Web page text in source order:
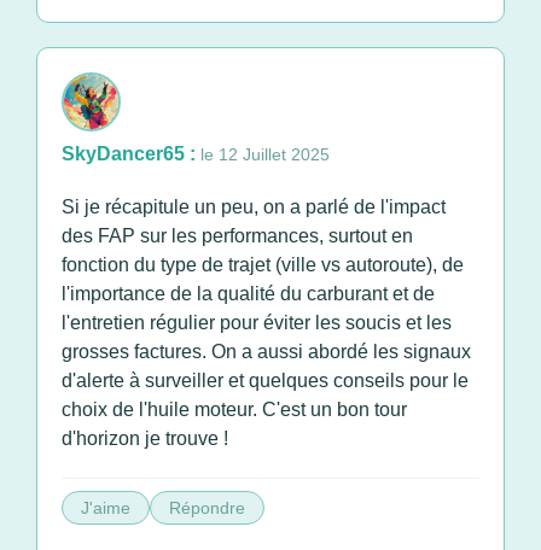
SkyDancer65 : le 12 Juillet 2025
Si je récapitule un peu, on a parlé de l'impact
des FAP sur les performances, surtout en
fonction du type de trajet (ville vs autoroute), de
l'importance de la qualité du carburant et de
l'entretien régulier pour éviter les soucis et les
grosses factures. On a aussi abordé les signaux
d'alerte à surveiller et quelques conseils pour le
choix de l'huile moteur. C'est un bon tour
d'horizon je trouve !
J'aime Répondre